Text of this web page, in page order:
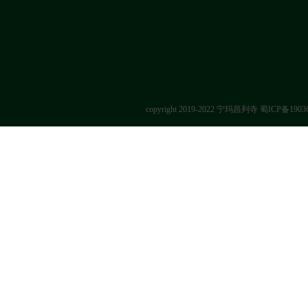
copyright 2019-2022 宁玛昌列寺 蜀ICP备